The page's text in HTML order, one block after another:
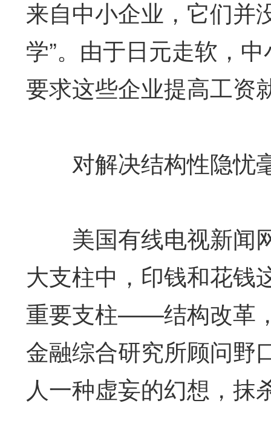
来自中小企业，它们并
学”。由于日元走软，
要求这些企业提高工资
对解决结构性隐忧
美国有线电视新闻
大支柱中，印钱和花钱
重要支柱——结构改革
金融综合研究所顾问野
人一种虚妄的幻想，抹